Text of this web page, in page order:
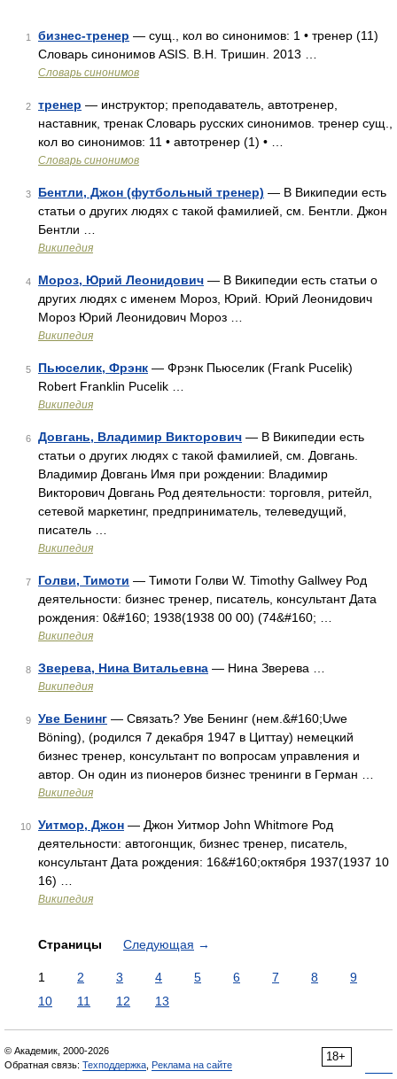
1 бизнес-тренер — сущ., кол во синонимов: 1 • тренер (11)
Словарь синонимов ASIS. В.Н. Тришин. 2013 …
Словарь синонимов
2 тренер — инструктор; преподаватель, автотренер,
наставник, тренак Словарь русских синонимов. тренер сущ.,
кол во синонимов: 11 • автотренер (1) • …
Словарь синонимов
3 Бентли, Джон (футбольный тренер) — В Википедии есть
статьи о других людях с такой фамилией, см. Бентли. Джон
Бентли …
Википедия
4 Мороз, Юрий Леонидович — В Википедии есть статьи о
других людях с именем Мороз, Юрий. Юрий Леонидович
Мороз Юрий Леонидович Мороз …
Википедия
5 Пьюселик, Фрэнк — Фрэнк Пьюселик (Frank Pucelik)
Robert Franklin Pucelik …
Википедия
6 Довгань, Владимир Викторович — В Википедии есть
статьи о других людях с такой фамилией, см. Довгань.
Владимир Довгань Имя при рождении: Владимир
Викторович Довгань Род деятельности: торговля, ритейл,
сетевой маркетинг, предприниматель, телеведущий,
писатель …
Википедия
7 Голви, Тимоти — Тимоти Голви W. Timothy Gallwey Род
деятельности: бизнес тренер, писатель, консультант Дата
рождения: 0&#160; 1938(1938 00 00) (74&#160; …
Википедия
8 Зверева, Нина Витальевна — Нина Зверева …
Википедия
9 Уве Бенинг — Связать? Уве Бенинг (нем.&#160;Uwe
Böning), (родился 7 декабря 1947 в Циттау) немецкий
бизнес тренер, консультант по вопросам управления и
автор. Он один из пионеров бизнес тренинги в Герман …
Википедия
10 Уитмор, Джон — Джон Уитмор John Whitmore Род
деятельности: автогонщик, бизнес тренер, писатель,
консультант Дата рождения: 16&#160;октября 1937(1937 10
16) …
Википедия
Страницы Следующая →
1 2 3 4 5 6 7 8
9
10
11 12 13
18+
© Академик, 2000-2026
Обратная связь: Техподдержка Реклама на сайте